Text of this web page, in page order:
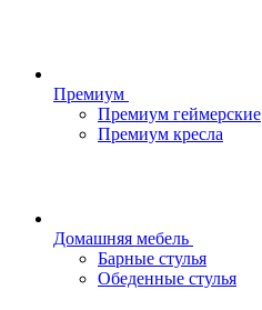
Премиум
Премиум геймерские
Премиум кресла
Домашняя мебель
Барные стулья
Обеденные стулья